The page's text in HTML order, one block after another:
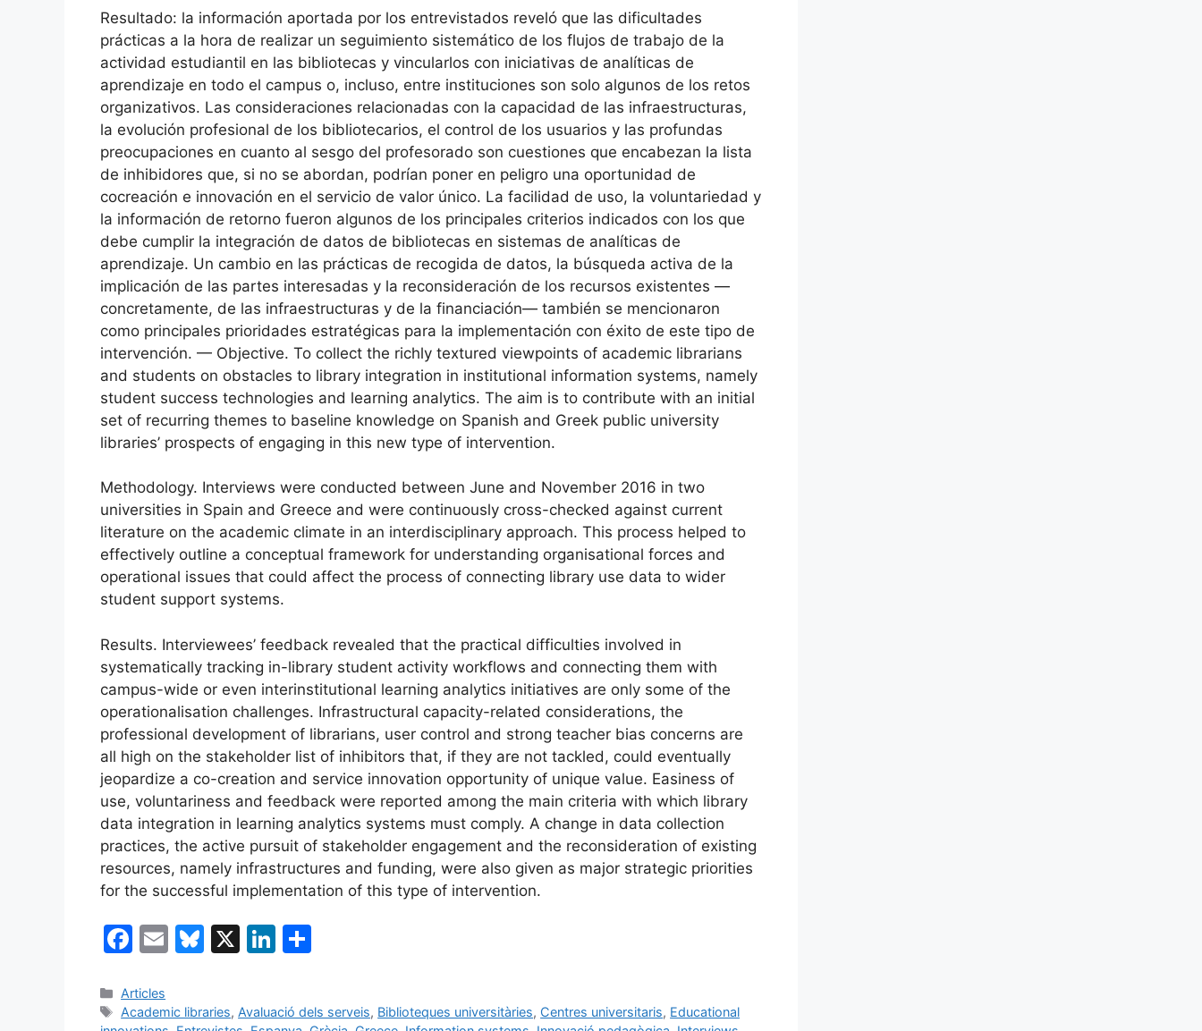
Resultado: la información aportada por los entrevistados reveló que las dificultades
prácticas a la hora de realizar un seguimiento sistemático de los flujos de trabajo de la
actividad estudiantil en las bibliotecas y vincularlos con iniciativas de analíticas de
aprendizaje en todo el campus o, incluso, entre instituciones son solo algunos de los retos
organizativos. Las consideraciones relacionadas con la capacidad de las infraestructuras,
la evolución profesional de los bibliotecarios, el control de los usuarios y las profundas
preocupaciones en cuanto al sesgo del profesorado son cuestiones que encabezan la lista
de inhibidores que, si no se abordan, podrían poner en peligro una oportunidad de
cocreación e innovación en el servicio de valor único. La facilidad de uso, la voluntariedad y
la información de retorno fueron algunos de los principales criterios indicados con los que
debe cumplir la integración de datos de bibliotecas en sistemas de analíticas de
aprendizaje. Un cambio en las prácticas de recogida de datos, la búsqueda activa de la
implicación de las partes interesadas y la reconsideración de los recursos existentes —
concretamente, de las infraestructuras y de la financiación— también se mencionaron
como principales prioridades estratégicas para la implementación con éxito de este tipo de
intervención. — Objective. To collect the richly textured viewpoints of academic librarians
and students on obstacles to library integration in institutional information systems, namely
student success technologies and learning analytics. The aim is to contribute with an initial
set of recurring themes to baseline knowledge on Spanish and Greek public university
libraries’ prospects of engaging in this new type of intervention.
Methodology. Interviews were conducted between June and November 2016 in two
universities in Spain and Greece and were continuously cross-checked against current
literature on the academic climate in an interdisciplinary approach. This process helped to
effectively outline a conceptual framework for understanding organisational forces and
operational issues that could affect the process of connecting library use data to wider
student support systems.
Results. Interviewees’ feedback revealed that the practical difficulties involved in
systematically tracking in-library student activity workflows and connecting them with
campus-wide or even interinstitutional learning analytics initiatives are only some of the
operationalisation challenges. Infrastructural capacity-related considerations, the
professional development of librarians, user control and strong teacher bias concerns are
all high on the stakeholder list of inhibitors that, if they are not tackled, could eventually
jeopardize a co-creation and service innovation opportunity of unique value. Easiness of
use, voluntariness and feedback were reported among the main criteria with which library
data integration in learning analytics systems must comply. A change in data collection
practices, the active pursuit of stakeholder engagement and the reconsideration of existing
resources, namely infrastructures and funding, were also given as major strategic priorities
for the successful implementation of this type of intervention.
F
c
E
Bl X
Li
Categories
Articles
Etiquetes
Academic libraries, Avaluació dels serveis, Biblioteques universitàries, Centres universitaris, Educational